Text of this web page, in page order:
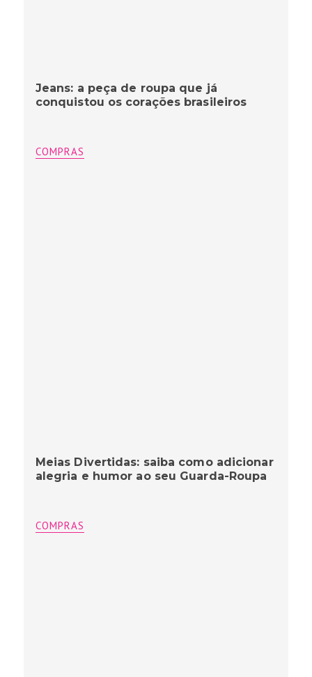
Jeans: a peça de roupa que já
conquistou os corações brasileiros
COMPRAS
Meias Divertidas: saiba como adicionar
alegria e humor ao seu Guarda-Roupa
COMPRAS